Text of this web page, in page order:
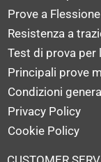
Prove a Flessione
Resistenza a
Test di prova per
Principali prove
Condizioni
Privacy Policy
Cookie Policy